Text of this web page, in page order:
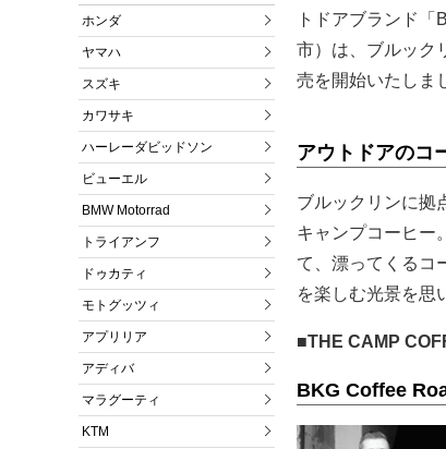
ホンダ
ヤマハ
スズキ
カワサキ
ハーレーダビッドソン
ビューエル
BMW Motorrad
トライアンフ
ドゥカティ
モトグッツィ
アプリリア
アディバ
マラグーティ
KTM
トドアブランド
市）は、ブルック
売を開始いたしま
アウトドアのコ
ブルックリンに拠
キャンプコーヒー
て、漂ってくるコ
を楽しむ光景を思
■THE CAMP
BKG Coffee